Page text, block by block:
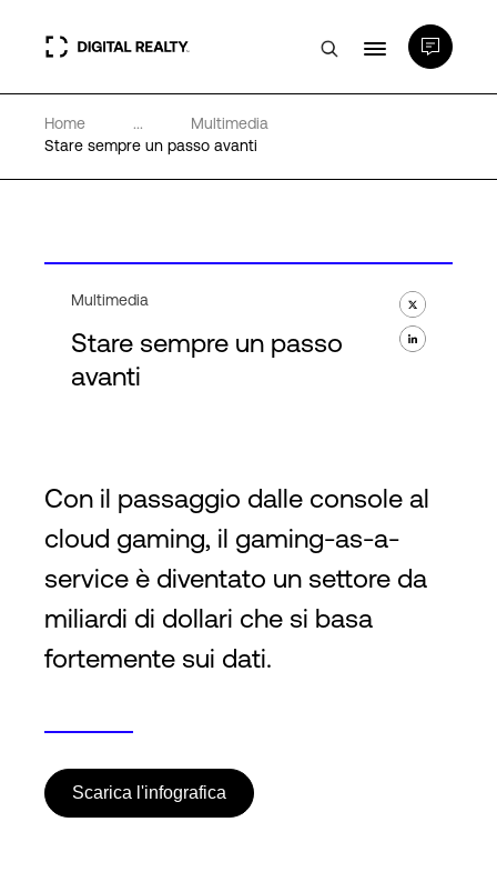
Data center
Competenze e Risorse
Language
Accesso
Home ...
Multimedia
Stare sempre un passo avanti
Multimedia
Stare sempre un passo
avanti
Con il passaggio dalle console al
cloud gaming, il gaming-as-a-
service è diventato un settore da
miliardi di dollari che si basa
fortemente sui dati.
Scarica l'infografica